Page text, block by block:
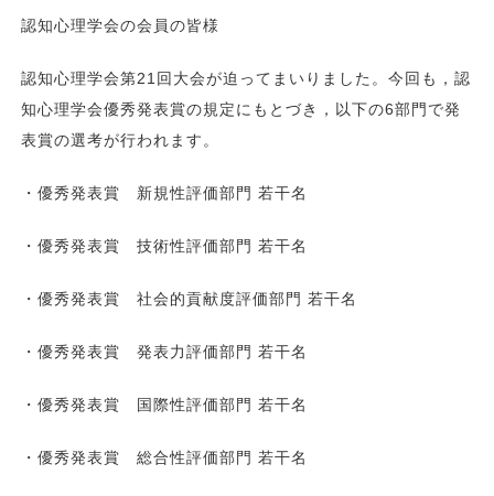
認知心理学会の会員の皆様
認知心理学会第21回大会が迫ってまいりました。今回も，認
知心理学会優秀発表賞の規定にもとづき，以下の6部門で発
表賞の選考が行われます。
・優秀発表賞 新規性評価部門 若干名
・優秀発表賞 技術性評価部門 若干名
・優秀発表賞 社会的貢献度評価部門 若干名
・優秀発表賞 発表力評価部門 若干名
・優秀発表賞 国際性評価部門 若干名
・優秀発表賞 総合性評価部門 若干名